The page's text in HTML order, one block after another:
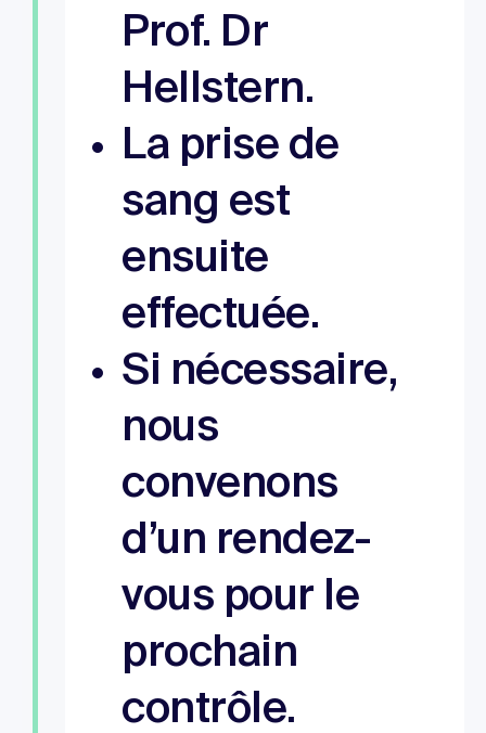
Prof. Dr
Hellstern.
La prise de
sang est
ensuite
effectuée.
Si nécessaire,
nous
convenons
d’un rendez-
vous pour le
prochain
contrôle.